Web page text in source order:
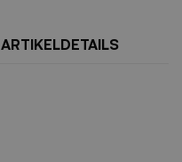
ARTIKELDETAILS